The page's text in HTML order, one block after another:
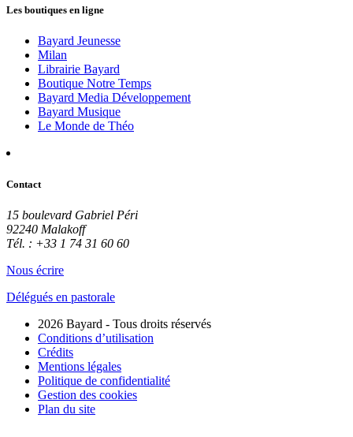
Les boutiques en ligne
Bayard Jeunesse
Milan
Librairie Bayard
Boutique Notre Temps
Bayard Media Développement
Bayard Musique
Le Monde de Théo
Contact
15 boulevard Gabriel Péri
92240 Malakoff
Tél. : +33 1 74 31 60 60
Nous écrire
Délégués en pastorale
2026 Bayard - Tous droits réservés
Conditions d’utilisation
Crédits
Mentions légales
Politique de confidentialité
Gestion des cookies
Plan du site